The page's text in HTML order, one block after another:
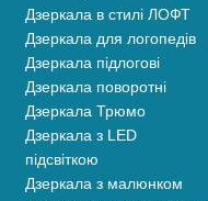
Дзеркала в стилі ЛОФТ
Дзеркала для логопедів
Дзеркала підлогові
Дзеркала поворотні
Дзеркала Трюмо
Дзеркала з LED
підсвіткою
Дзеркала з малюнком